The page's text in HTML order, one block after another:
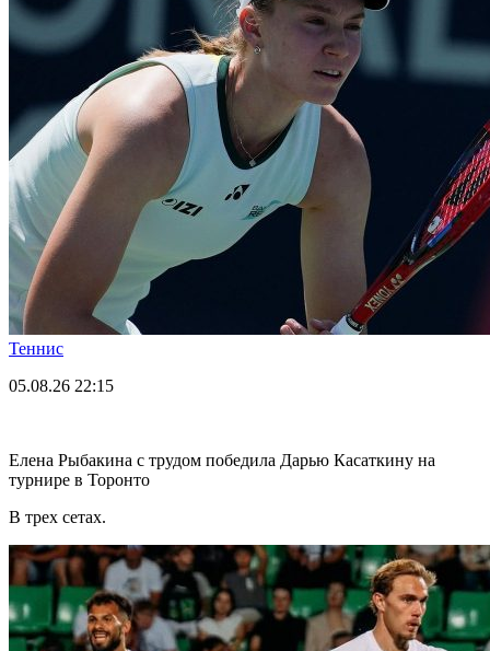
Теннис
05.08.26 22:15
Елена Рыбакина с трудом победила Дарью Касаткину на
турнире в Торонто
В трех сетах.